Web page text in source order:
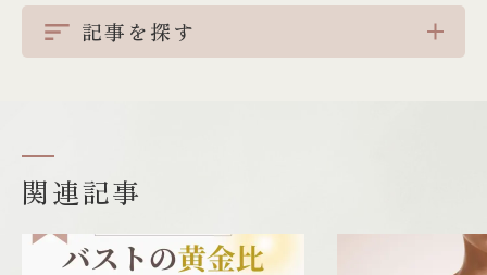
記事を探す
関連記事